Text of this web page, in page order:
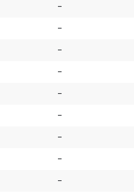
-
-
-
-
-
-
-
-
-